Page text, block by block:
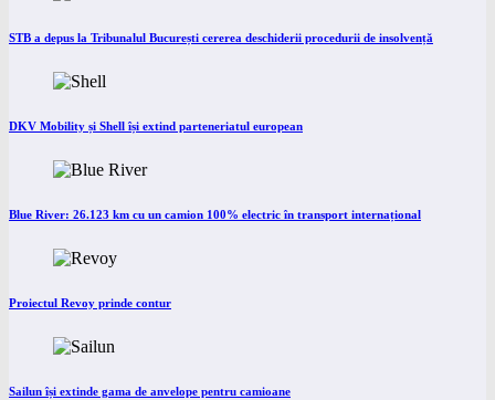
STB a depus la Tribunalul București cererea deschiderii procedurii de insolvență
DKV Mobility și Shell își extind parteneriatul european
Blue River: 26.123 km cu un camion 100% electric în transport internațional
Proiectul Revoy prinde contur
Sailun își extinde gama de anvelope pentru camioane